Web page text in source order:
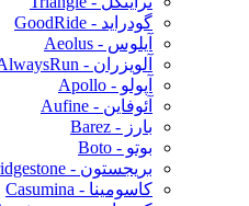
گودراید - GoodRide
آیلوس - Aeolus
آلویزران - AlwaysRun
آپولو - Apollo
آئوفاین - Aufine
بارز - Barez
بوتو - Boto
بریجستون - Bridgestone
کاسومینا - Casumina